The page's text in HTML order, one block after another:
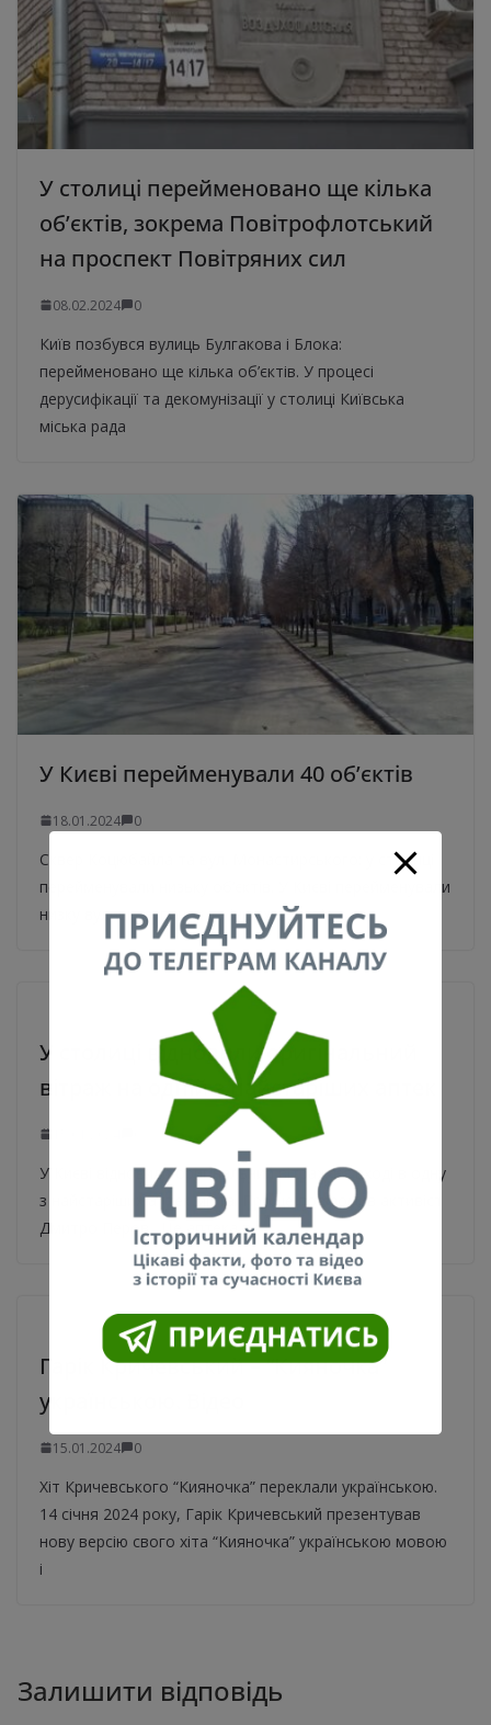
У столиці перейменовано ще кілька
об’єктів, зокрема Повітрофлотський
на проспект Повітряних сил
08.02.2024 0
Київ позбувся вулиць Булгакова і Блока:
перейменовано ще кілька об’єктів. У процесі
дерусифікації та декомунізації у столиці Київська
міська рада
У Києві перейменували 40 об’єктів
18.01.2024 0
Сквер Коцюбайла та вул. Монастирського: у столиці
перейменували низьку об’єктів. У Києві перейменували
низку вулиць, зупинок та інших об’єктів в
У столиці відновили оригінальний
вітраж на одній з найстаріших аптек
У Києві відновили оригінальний вітраж на вході в одну
з найстаріших аптек міста. Про це повідомив активіст
Дмитро Перов. Це аптека в
Гарік Кричевський – “Кияночка”
українською. Відео
15.01.2024 0
Хіт Кричевського “Кияночка” переклали українською.
14 січня 2024 року, Гарік Кричевський презентував
нову версію свого хіта “Кияночка” українською мовою
і
Залишити відповідь